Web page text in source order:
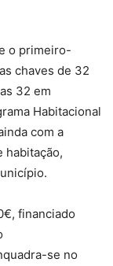
o primeiro-
chaves de 32
32 em
Habitacional
com a
habitação,
financiado
se no